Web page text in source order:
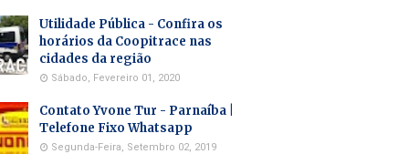
Utilidade Pública - Confira os
horários da Coopitrace nas
cidades da região
Sábado, Fevereiro 01, 2020
Contato Yvone Tur - Parnaíba |
Telefone Fixo Whatsapp
Segunda-Feira, Setembro 02, 2019